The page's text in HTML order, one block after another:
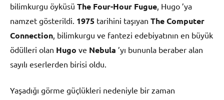
bilimkurgu öyküsü The Four-Hour Fugue , Hugo ’ya
namzet gösterildi. 1975 tarihini taşıyan The Computer
Connection , bilimkurgu ve fantezi edebiyatının en büyük
ödülleri olan Hugo ve Nebula ’yı bununla beraber alan
sayılı eserlerden birisi oldu.
Yaşadığı görme güçlükleri nedeniyle bir zaman